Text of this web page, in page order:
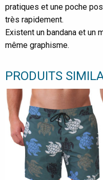
pratiques et une poche
très rapidement.
Existent un bandana et un
même graphisme.
PRODUITS